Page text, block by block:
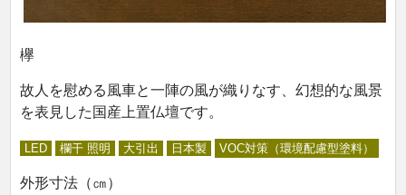
欅
故人を慰める風車と一陣の風が織りなす、幻想的な風景
を表見した国産上置仏壇です。
LED 欄干 照明 大引出 日本製 VOC対策（環境配慮型塗料）
外形寸法（㎝）